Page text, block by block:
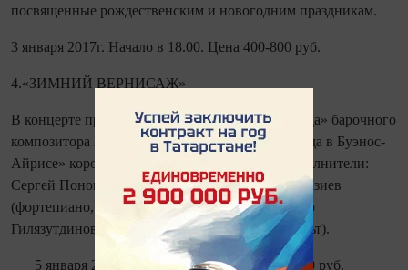
посвященные рождественским и новогодним праздникам.
3 января 2017г. Начало в 18.00. Цена 400-800 руб.
4.«ЗИМНИЙ ВЕРНИСАЖ»
В концерте прозвучат знаменитые «Времена года» барочного
композитора Антонио Вивальди и «Времена года в Буэнос-
Айрисе» короля танго Астора Пьяццоллы. Исполнители:
Сергей Пономарев (виолончель), Зульфат Фахразиев
(фортепиано, клавесин), Арслан Сайфи и Тимур
Гилязутдинов (скрипка), Аделина Семенова (альт).
5 января 2017г. Начало в 18.00. Цена 400-800 руб.